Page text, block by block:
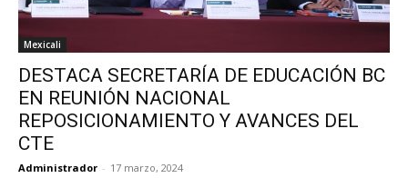
Mexicali
DESTACA SECRETARÍA DE EDUCACIÓN BC
EN REUNIÓN NACIONAL
REPOSICIONAMIENTO Y AVANCES DEL
CTE
Administrador - 17 marzo, 2024